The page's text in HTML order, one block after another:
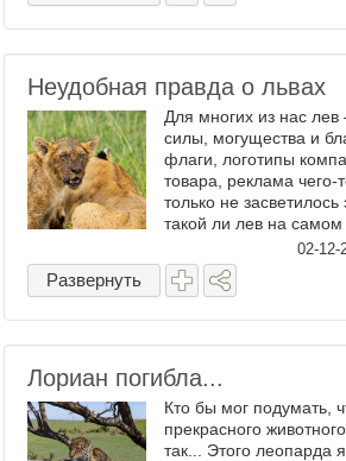
Неудобная правда о львах
Для многих из нас лев
силы, могущества и
флаги, логотипы
товара, реклама чего-
только не
такой ли лев на
открыть глаза на
природе ...
02-12-
Развернуть
Лориан погибла...
Кто бы мог подумать,
прекрасного
так... Этого леопарда